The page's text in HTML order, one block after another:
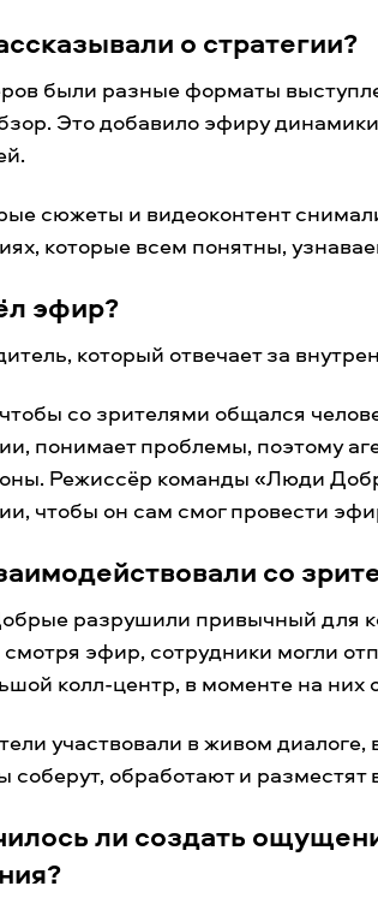
о стратегии?
были разные форматы
Это добавило эфиру
сюжеты и видеоконтент
которые всем понятны,
эфир?
который отвечает за
со зрителями общался
понимает проблемы, поэтому
Режиссёр команды «Люди
чтобы он сам смог провести
со
разрушили привычный для
смотря эфир, сотрудники могли
колл-центр, в моменте на них
участвовали в живом диалоге,
соберут, обработают и разместят
ли создать